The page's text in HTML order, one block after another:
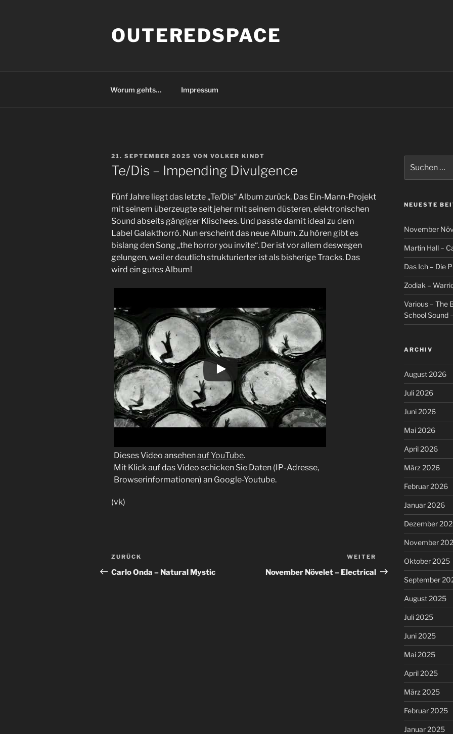
OUTEREDSPACE
Worum gehts… Impressum
VERÖFFENTLICHT
AM
21. SEPTEMBER 2025 VON VOLKER KINDT
Te/Dis – Impending Divulgence
Fünf Jahre liegt das letzte „Te/Dis“ Album zurück. Das Ein-Mann-Projekt
mit seinem überzeugte seit jeher mit seinem düsteren, elektronischen
Sound abseits gängiger Klischees. Und passte damit ideal zu dem
Label Galakthorrö. Nun erscheint das neue Album. Zu hören gibt es
bislang den Song „the horror you invite“. Der ist vor allem deswegen
gelungen, weil er deutlich strukturierter ist als bisherige Tracks. Das
wird ein gutes Album!
Dieses Video ansehenauf YouTube.
Mit Klick auf das Video schicken Sie Daten (IP-Adresse,
Browserinformationen) an Google-Youtube.
(vk)
Beitragsnavigation
Vorheriger
Beitrag
ZURÜCK
Carlo Onda – Natural Mystic
Nächster
Beitrag
WEITER
November Növelet – Electrical
nach:
NEUESTE
November
Martin Hall –
Das Ich – Die
Zodiak –
Various – The
School Sound
ARCHIV
August 2026
Juli 2026
Juni 2026
Mai 2026
April 2026
März 2026
Februar 2026
Januar 2026
Dezember
November
Oktober 2025
September
August 2025
Juli 2025
Juni 2025
Mai 2025
April 2025
März 2025
Februar 2025
Januar 2025